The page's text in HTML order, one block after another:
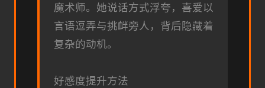
魔术师。她说话方式浮夸，喜爱以
言语逗弄与挑衅旁人，背后隐藏着
复杂的动机。
好感度提升方法